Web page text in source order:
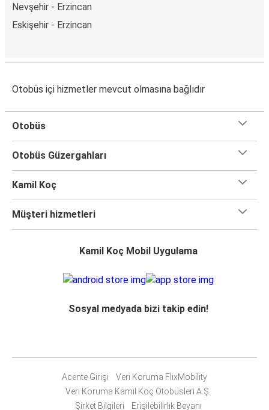
Nevşehir - Erzincan
Eskişehir - Erzincan
Otobüs içi hizmetler mevcut olmasına bağlıdır
Otobüs
Otobüs Güzergahları
Kamil Koç
Müşteri hizmetleri
Kamil Koç Mobil Uygulama
Sosyal medyada bizi takip edin!
Acente Girişi
Veri Koruma FlixMobility
Veri Koruma Kamil Koç Otobüsleri A.Ş.
Şirket Bilgileri
Erişilebilirlik Beyanı